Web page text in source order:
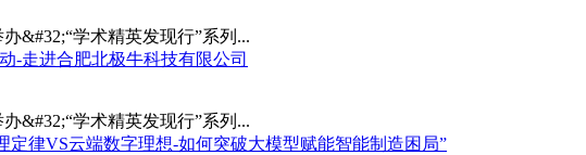
&#32;“学术精英发现行”系列...
-走进合肥北极牛科技有限公司
&#32;“学术精英发现行”系列...
定律VS云端数字理想-如何突破大模型赋能智能制造困局”